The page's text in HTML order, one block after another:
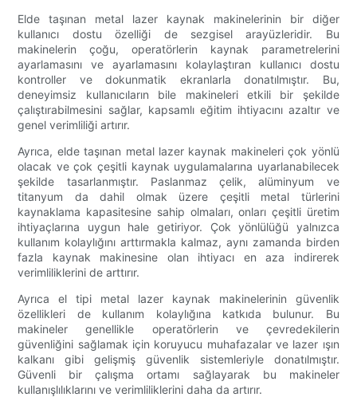
Elde taşınan metal lazer kaynak makinelerinin bir diğer
kullanıcı dostu özelliği de sezgisel arayüzleridir. Bu
makinelerin çoğu, operatörlerin kaynak parametrelerini
ayarlamasını ve ayarlamasını kolaylaştıran kullanıcı dostu
kontroller ve dokunmatik ekranlarla donatılmıştır. Bu,
deneyimsiz kullanıcıların bile makineleri etkili bir şekilde
çalıştırabilmesini sağlar, kapsamlı eğitim ihtiyacını azaltır ve
genel verimliliği artırır.
Ayrıca, elde taşınan metal lazer kaynak makineleri çok yönlü
olacak ve çok çeşitli kaynak uygulamalarına uyarlanabilecek
şekilde tasarlanmıştır. Paslanmaz çelik, alüminyum ve
titanyum da dahil olmak üzere çeşitli metal türlerini
kaynaklama kapasitesine sahip olmaları, onları çeşitli üretim
ihtiyaçlarına uygun hale getiriyor. Çok yönlülüğü yalnızca
kullanım kolaylığını arttırmakla kalmaz, aynı zamanda birden
fazla kaynak makinesine olan ihtiyacı en aza indirerek
verimliliklerini de arttırır.
Ayrıca el tipi metal lazer kaynak makinelerinin güvenlik
özellikleri de kullanım kolaylığına katkıda bulunur. Bu
makineler genellikle operatörlerin ve çevredekilerin
güvenliğini sağlamak için koruyucu muhafazalar ve lazer ışın
kalkanı gibi gelişmiş güvenlik sistemleriyle donatılmıştır.
Güvenli bir çalışma ortamı sağlayarak bu makineler
kullanışlılıklarını ve verimliliklerini daha da artırır.